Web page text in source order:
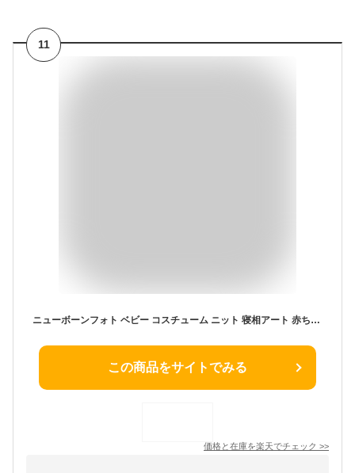
11
ニューボーンフォト ベビー コスチューム ニット 寝相アート 赤ちゃん コスプレ 動物 かわいい 衣装 ベビー服 帽子 パンツ セット ハーフバースデー フォト 写真撮影 記念写真 年賀状 男の子 女の子 新生児 出産祝い ハロウィン bcos-058
この商品をサイトでみる
価格と在庫を楽天でチェック >>